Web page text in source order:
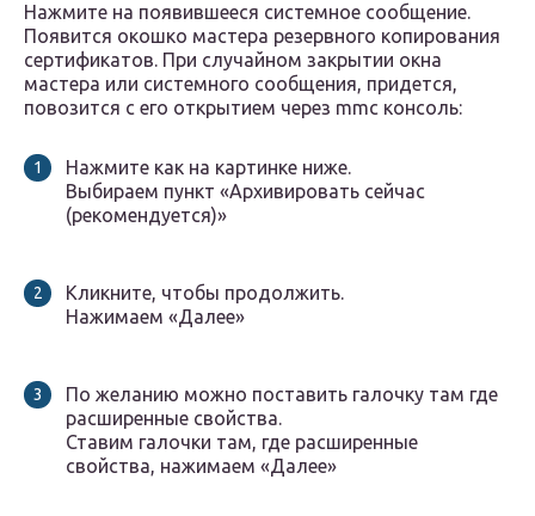
Нажмите на появившееся системное сообщение.
Появится окошко мастера резервного копирования
сертификатов. При случайном закрытии окна
мастера или системного сообщения, придется,
повозится с его открытием через mmc консоль:
Нажмите как на картинке ниже.
Выбираем пункт «Архивировать сейчас
(рекомендуется)»
Кликните, чтобы продолжить.
Нажимаем «Далее»
По желанию можно поставить галочку там где
расширенные свойства.
Ставим галочки там, где расширенные
свойства, нажимаем «Далее»